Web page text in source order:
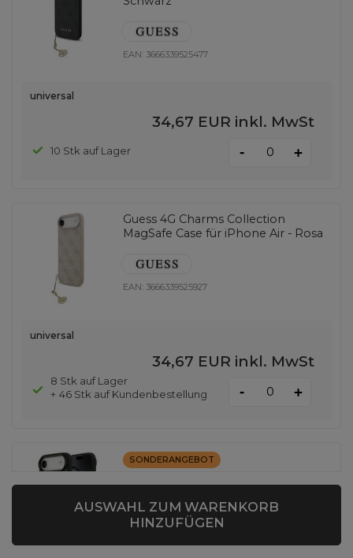
EAN: 3666339525477
universal
34,67 EUR inkl. MwSt
10 Stk auf Lager - +
Guess 4G Charms Collection
MagSafe Case für iPhone Air - Rosa
EAN: 3666339525927
universal
34,67 EUR inkl. MwSt
8 Stk auf Lager
+ 46 Stk auf Kundenbestellung
- +
SONDERANGEBOT
Schwarz
AUSWAHL ZUM WARENKORB
HINZUFÜGEN